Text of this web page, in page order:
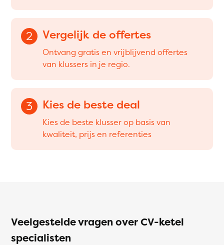
2 Vergelijk de offertes
Ontvang gratis en vrijblijvend offertes
van klussers in je regio.
3 Kies de beste deal
Kies de beste klusser op basis van
kwaliteit, prijs en referenties
Veelgestelde vragen over CV-ketel
specialisten